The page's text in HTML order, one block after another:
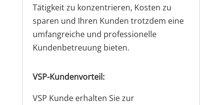
Tätigkeit zu konzentrieren, Kosten zu
sparen und Ihren Kunden trotzdem eine
umfangreiche und professionelle
Kundenbetreuung bieten.
VSP-Kundenvorteil:
VSP Kunde erhalten Sie zur